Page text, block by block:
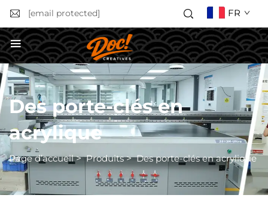
[email protected] FR
Obtenir un devis
Des porte-clés en
acrylique
Page d’accueil>Produits>Des porte-clés en acrylique